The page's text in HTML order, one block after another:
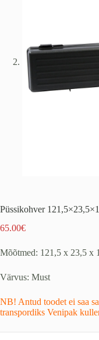
Püssikohver
65.00€
Mõõtmed: 121,5 x 23,5 x
Värvus: Must
NB! Antud toodet ei saa
transpordiks Venipak